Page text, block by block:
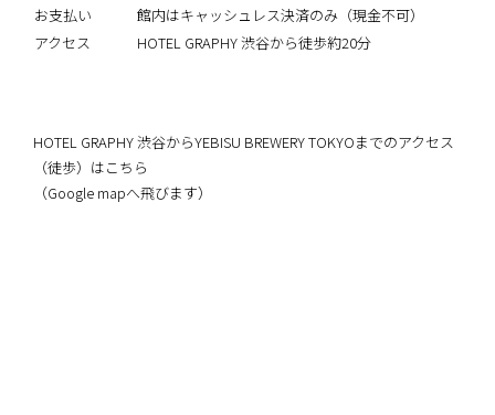
お支払い
館内はキャッシュレス決済のみ（現金不可）
アクセス
HOTEL GRAPHY 渋谷から徒歩約20分
HOTEL GRAPHY 渋谷からYEBISU BREWERY TOKYOまでのアクセス
（徒歩）はこちら
（Google mapへ飛びます）